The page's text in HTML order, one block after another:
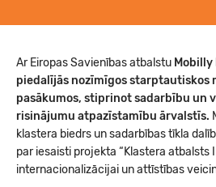
Ar Eiropas Savienības atbalstu
piedalījās nozīmīgos starptautiskos
pasākumos, stiprinot sadarbību un
risinājumu atpazīstamību ārvalstīs.
klastera biedrs un sadarbības tīkla
par iesaisti projekta “Klastera atbalsts
internacionalizācijai un attīstības